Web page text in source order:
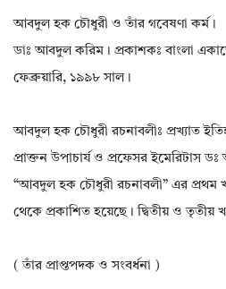
আবদুল হক চৌধুরী ও তাঁর গবেষণা কর্ম।
ডাঃ আবদুল করিম। প্রকাশকঃ বাংলা
ফেব্রুয়ারি, ১৯৯৮ সাল।
আবদুল হক চৌধুরী রচনাবলীঃ প্রখ্যাত
প্রাক্তন উপাচার্য ও প্রফেসর ইমেরিটাস
“আবদুল হক চৌধুরী রচনাবলী” এর প্রথম
থেকে প্রকাশিত হয়েছে। দ্বিতীয় ও তৃতীয়
( তাঁর প্রাপ্তপদক ও সংবর্ধনা )